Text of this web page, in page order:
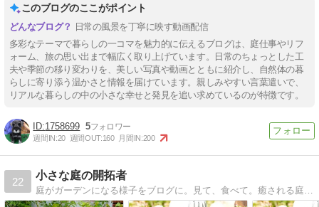
このブログのここがポイント
日常の風景を丁寧に映す動画配信
多彩なテーマで暮らしの一コマを魅力的に伝えるブログは、庭仕事やリフ
ォーム、旅の思い出まで幅広く取り上げています。日常のちょっとした工
夫や季節の移り変わりを、美しい写真や動画とともに紹介し、自然体の暮
らしに寄り添う温かさと情報を届けています。親しみやすい言葉遣いで、
リアルな暮らしの中の小さな幸せと発見を追い求めているのが特徴です。
1758699 5
週間IN:20 週間OUT:160 月間IN:200
22
小さな庭の開拓者